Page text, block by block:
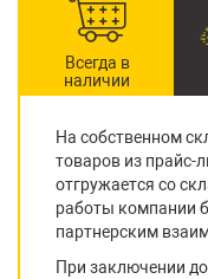
Всегда в
наличии
На собственном
товаров из прайс-
отгружается со
работы компании
партнерским
При заключении